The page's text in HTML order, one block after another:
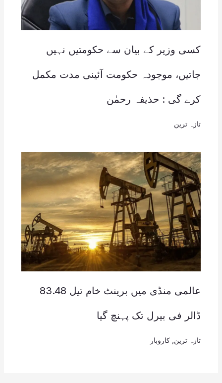
کسی وزیر کے بیان سے حکومتیں نہیں
جاتیں، موجودہ حکومت آئینی مدت مکمل
کرے گی : حذیفہ رحمٰن
تازہ ترین
عالمی منڈی میں برینٹ خام تیل 83.48
ڈالر فی بیرل تک پہنچ گیا
تازہ ترین کاروبار